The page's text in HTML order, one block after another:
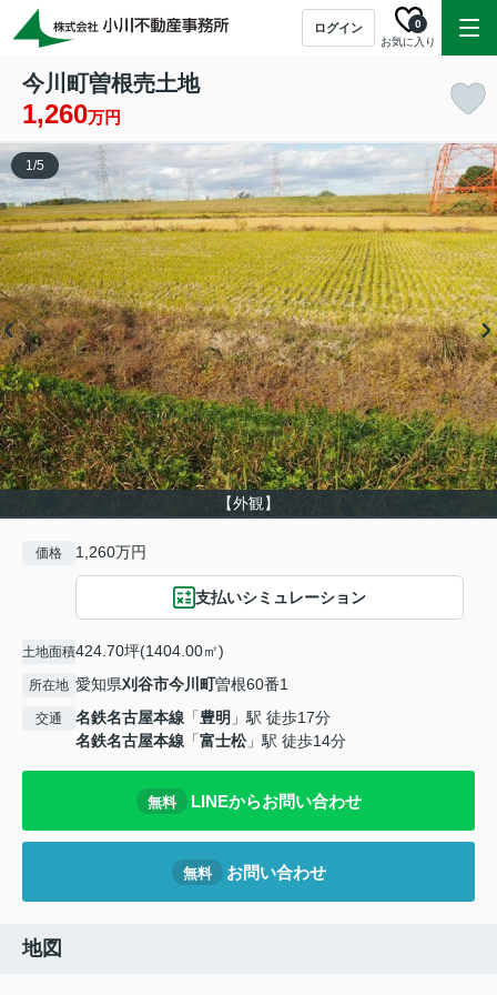
ログイン
お気に入り
0
今川町曽根売土地
1,260万円
【外観】
1/5
価格 1,260万円
支払いシミュレーション
土地面積424.70坪(1404.00㎡)
所在地 愛知県刈谷市今川町曽根60番1
交通 名鉄名古屋本線 「豊明 」駅 徒歩17分
名鉄名古屋本線 「富士松」駅 徒歩14分
無料 LINEからお問い合わせ
無料 お問い合わせ
地図